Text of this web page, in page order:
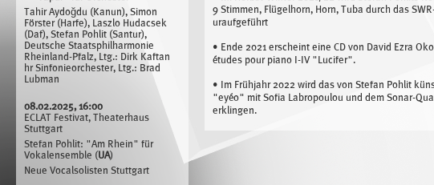
Stephan Winkler
9 Stimmen, Flügelhorn, Horn, Tuba durch das
uraufgeführt
• Ende 2021 erscheint eine CD von David Ezra
études pour piano I-IV "Lucifer".
• Im Frühjahr 2022 wird das von Stefan Pohlit
"eyéo" mit Sofia Labropoulou und dem Sonar-
erklingen.
Tahir Aydoğdu (Kanun), Simon
Förster (Harfe), Laszlo Hudacsek
(Daf), Stefan Pohlit (Santur),
Deutsche Staatsphilharmonie
Rheinland-Pfalz, Ltg.: Dirk Kaftan
hr Sinfonieorchester, Ltg.: Brad
Lubman
08.02.2025, 16:00
ECLAT Festivat, Theaterhaus
Stuttgart
Stefan Pohlit: "Am Rhein" für
Vokalensemble (UA)
Neue Vocalsolisten Stuttgart